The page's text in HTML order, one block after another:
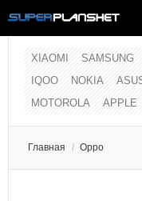
XIAOMI SAMSUNG
IQOO
NOKIA
MOTOROLA
APPLE
Главная / Oppo